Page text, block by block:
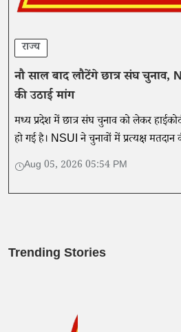
राज्य
नौ साल बाद लौटेंगे छात्र संघ चुनाव,
की उठाई मांग
मध्य प्रदेश में छात्र संघ चुनाव को लेकर
हो गई है। NSUI ने चुनावों में प्रत्यक्ष मतदान
Aug 05, 2026 05:54 PM
Trending Stories